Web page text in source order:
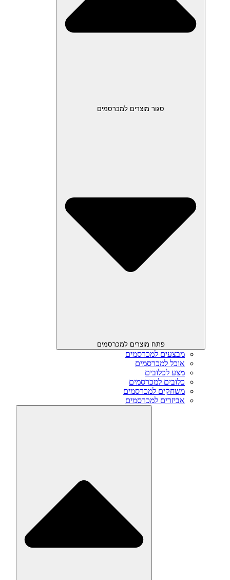
סגור מוצרים למכרסמים
פתח מוצרים למכרסמים
מבצעים למכרסמים
אוכל למכרסמים
מצע לכלובים
כלובים למכרסמים
משחקים למכרסמים
אביזרים למכרסמים